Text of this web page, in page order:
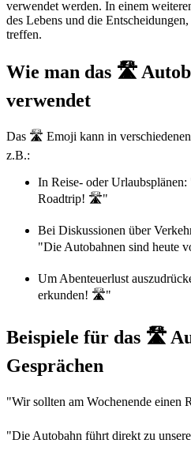
verwendet werden. In einem
des Lebens und die
treffen.
Wie man das 🛣️
verwendet
Das 🛣️ Emoji kann in
z.B.:
In Reise- oder
Roadtrip! 🛣️"
Bei Diskussionen über
"Die Autobahnen sind
Um Abenteuerlust
erkunden! 🛣️"
Beispiele für das 🛣️
Gesprächen
"Wir sollten am Wochenende
"Die Autobahn führt direkt zu